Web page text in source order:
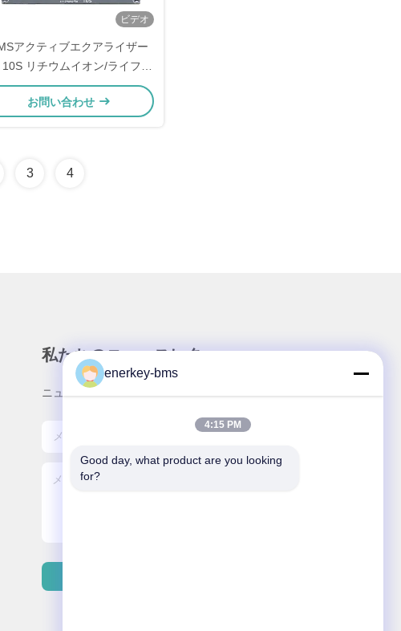
ビデオ
アクティブエクアライザー
10S リチウムイオン/ライフポ
池セルバランサー Eバイク用
お問い合わせ
3 4
私たちのニュースレター
ニュースレターへの購読は,割引などで可能です.
enerkey-bms
4:15 PM
Good day, what product are you looking
for?